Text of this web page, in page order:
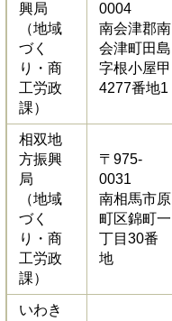
興局
（地域
づく
り・商
工労政
課）
0004
南会津郡南
会津町田島
字根小屋甲
4277番地1
相双地
方振興
局
（地域
づく
り・商
工労政
課）
〒975-
0031
南相馬市原
町区錦町一
丁目30番
地
いわき